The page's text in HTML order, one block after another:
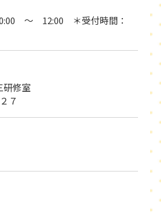
～ 12:00 ＊受付時間：
修室
７